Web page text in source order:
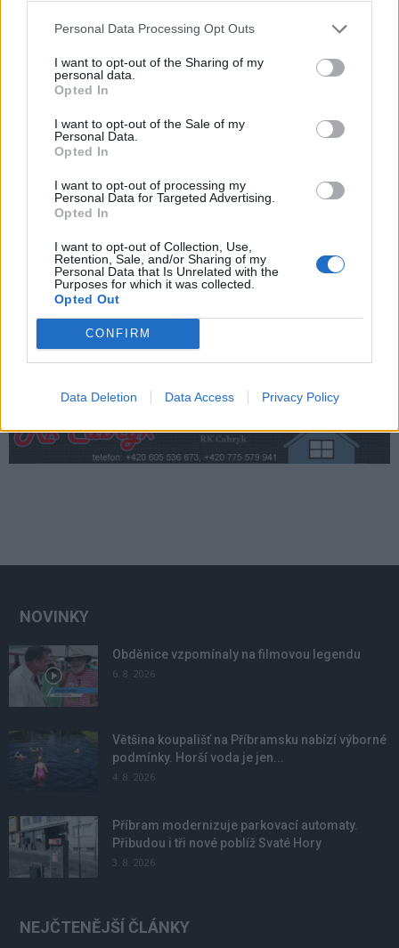
Personal Data Processing Opt Outs
I want to opt-out of the Sharing of my
personal data.
Opted In
I want to opt-out of the Sale of my
Personal Data.
Opted In
I want to opt-out of processing my
Personal Data for Targeted Advertising.
Opted In
I want to opt-out of Collection, Use,
Retention, Sale, and/or Sharing of my
Personal Data that Is Unrelated with the
Purposes for which it was collected.
Opted Out
CONFIRM
Data Deletion Data Access Privacy Policy
Zpravodajství
Většina koupališť na Příbramsku nabízí
Živohošti
Zpravodajství
Přibudou i tři nové poblíž Svaté Hory
Středočeský kraj upravil pravidla soutěže.
Obce nově získají body i za předcházení
NOVINKY
Obděnice vzpomínaly na filmovou legendu
6. 8. 2026
Většina koupališť na Příbramsku nabízí výborné
podmínky. Horší voda je jen...
4. 8. 2026
Příbram modernizuje parkovací automaty.
Přibudou i tři nové poblíž Svaté Hory
3. 8. 2026
NEJČTENĚJŠÍ ČLÁNKY